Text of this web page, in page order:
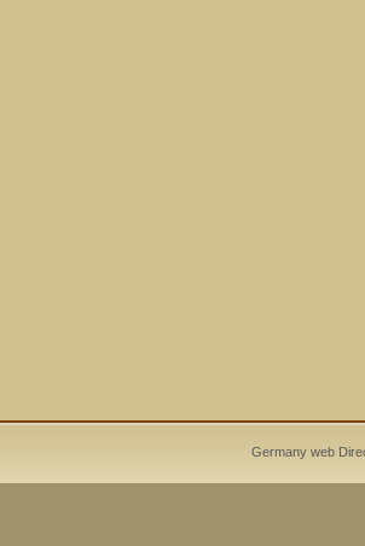
Germany web